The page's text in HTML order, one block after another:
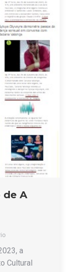
de A
a
Cultural